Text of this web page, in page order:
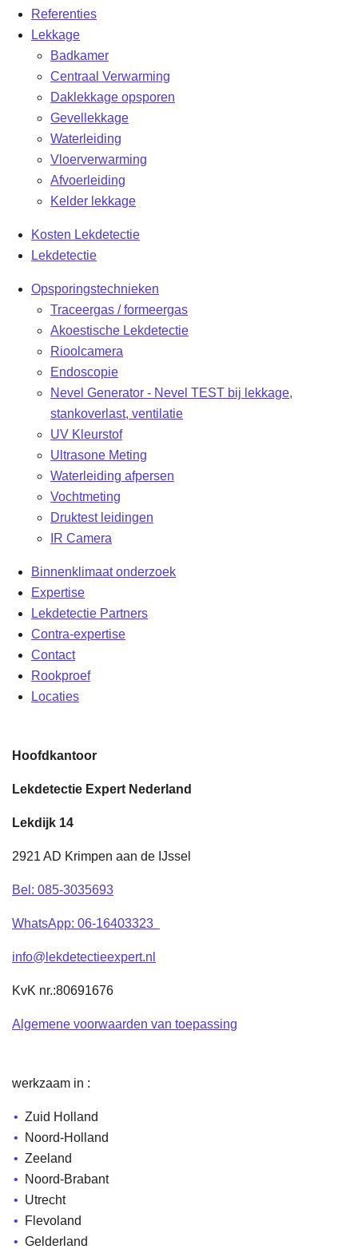
Referenties
Lekkage
Badkamer
Centraal Verwarming
Daklekkage opsporen
Gevellekkage
Waterleiding
Vloerverwarming
Afvoerleiding
Kelder lekkage
Kosten Lekdetectie
Lekdetectie
Opsporingstechnieken
Traceergas / formeergas
Akoestische Lekdetectie
Rioolcamera
Endoscopie
Nevel Generator - Nevel TEST bij lekkage,
stankoverlast, ventilatie
UV Kleurstof
Ultrasone Meting
Waterleiding afpersen
Vochtmeting
Druktest leidingen
IR Camera
Binnenklimaat onderzoek
Expertise
Lekdetectie Partners
Contra-expertise
Contact
Rookproef
Locaties
Hoofdkantoor
Lekdetectie Expert Nederland
Lekdijk 14
2921 AD Krimpen aan de IJssel
Bel: 085-3035693
WhatsApp: 06-16403323
info@lekdetectieexpert.nl
KvK nr.:80691676
Algemene voorwaarden van toepassing
werkzaam in :
Zuid Holland
Noord-Holland
Zeeland
Noord-Brabant
Utrecht
Flevoland
Gelderland